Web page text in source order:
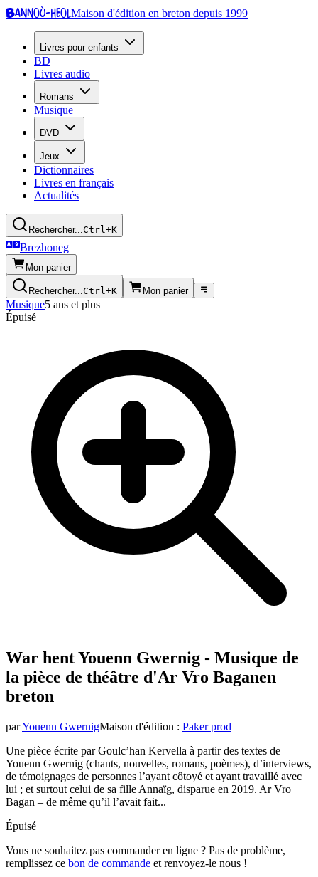
Bannoù-heolMaison d'édition en breton depuis 1999
Livres pour enfants
BD
Livres audio
Romans
Musique
DVD
Jeux
Dictionnaires
Livres en français
Actualités
Rechercher...Ctrl+K
Brezhoneg
Mon panier
Rechercher...Ctrl+K Mon panier
Musique5 ans et plus
Épuisé
War hent Youenn Gwernig - Musique de
la pièce de théâtre d'Ar Vro Baganen
breton
parYouenn GwernigMaison d'édition : Paker prod
Une pièce écrite par Goulc’han Kervella à partir des textes de
Youenn Gwernig (chants, nouvelles, romans, poèmes), d’interviews,
de témoignages de personnes l’ayant côtoyé et ayant travaillé avec
lui ; et surtout celui de sa fille Annaïg, disparue en 2019. Ar Vro
Bagan – de même qu’il l’avait fait...
Épuisé
Vous ne souhaitez pas commander en ligne ? Pas de problème,
remplissez ce bon de commande et renvoyez-le nous !